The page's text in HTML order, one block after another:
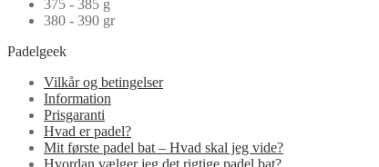
375 - 385 g
380 - 390 gr
Padelgeek
Vilkår og betingelser
Information
Prisgaranti
Hvad er padel?
Mit første padel bat – Hvad skal jeg vide?
Hvordan vælger jeg det rigtige padel bat?